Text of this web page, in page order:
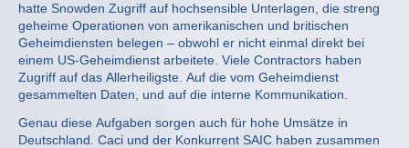
hatte Snowden Zugriff auf hochsensible Unterlagen, die streng
geheime Operationen von amerikanischen und britischen
Geheimdiensten belegen – obwohl er nicht einmal direkt bei
einem US-Geheimdienst arbeitete. Viele Contractors haben
Zugriff auf das Allerheiligste. Auf die vom Geheimdienst
gesammelten Daten, und auf die interne Kommunikation.
Genau diese Aufgaben sorgen auch für hohe Umsätze in
Deutschland. Caci und der Konkurrent SAIC haben zusammen